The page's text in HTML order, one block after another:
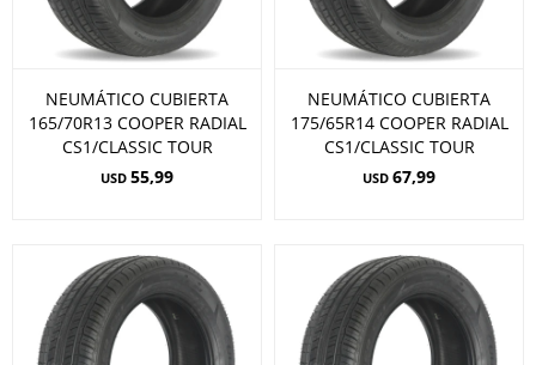
NEUMÁTICO CUBIERTA
165/70R13 COOPER RADIAL
CS1/CLASSIC TOUR
USD 55,99
NEUMÁTICO CUBIERTA
175/65R14 COOPER RADIAL
CS1/CLASSIC TOUR
USD 67,99